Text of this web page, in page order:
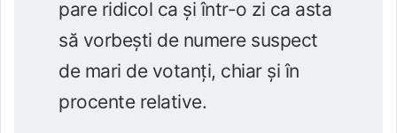
pare ridicol ca și într-o zi ca asta
să vorbești de numere suspect
de mari de votanți, chiar și în
procente relative.